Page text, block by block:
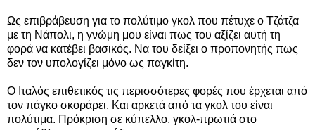
Ως επιβράβευση για το πολύτιμο γκολ που πέτυχε ο Τζάτζα
με τη Νάπολι, η γνώμη μου είναι πως του αξίζει αυτή τη
φορά να κατέβει βασικός. Να του δείξει ο προπονητής πως
δεν τον υπολογίζει μόνο ως παγκίτη.
Ο Ιταλός επιθετικός τις περισσότερες φορές που έρχεται από
τον πάγκο σκοράρει. Και αρκετά από τα γκολ του είναι
πολύτιμα. Πρόκριση σε κύπελλο, γκολ-πρωτιά στο